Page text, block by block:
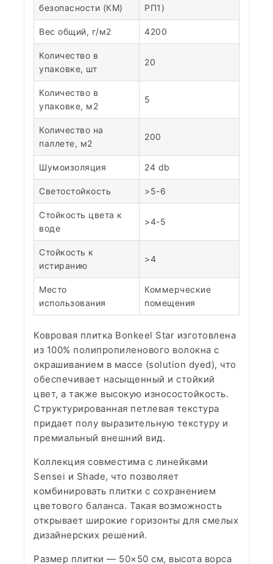
безопасности (КМ)
РП1)
Вес общий, г/м2 4200
Количество в
упаковке, шт
20
Количество в
упаковке, м2
5
Количество на
паллете, м2
200
Шумоизоляция 24 db
Светостойкость >5-6
Стойкость цвета к
воде
>4-5
Стойкость к
истиранию
>4
Место
использования
Коммерческие
помещения
Ковровая плитка Bonkeel Star изготовлена
из 100% полипропиленового волокна с
окрашиванием в массе (solution dyed), что
обеспечивает насыщенный и стойкий
цвет, а также высокую износостойкость.
Структурированная петлевая текстура
придает полу выразительную текстуру и
премиальный внешний вид.
Коллекция совместима с линейками
Sensei и Shade, что позволяет
комбинировать плитки с сохранением
цветового баланса. Такая возможность
открывает широкие горизонты для смелых
дизайнерских решений.
Размер плитки — 50×50 см, высота ворса